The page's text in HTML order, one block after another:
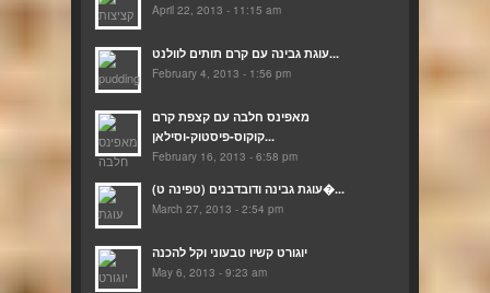
April 22, 2013 - 11:15 am
עוגת גבינה עם קרם תותים לוולנט...
February 4, 2013 - 1:56 pm
מאפינס חלבה עם קצפת קרם
קוקוס-פיסטוק-וסילאן...
February 16, 2013 - 6:58 pm
(עוגת גבינה ודובדבנים (טפינה ט�...
March 27, 2013 - 2:54 pm
יוגורט קשיו טבעוני וקל להכנה
May 6, 2013 - 9:23 am